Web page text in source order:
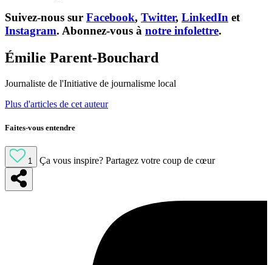
Suivez-nous sur Facebook, Twitter, LinkedIn et
Instagram. Abonnez-vous à notre infolettre.
Émilie Parent-Bouchard
Journaliste de l'Initiative de journalisme local
Plus d'articles de cet auteur
Faites-vous entendre
1 Ça vous inspire? Partagez votre coup de cœur